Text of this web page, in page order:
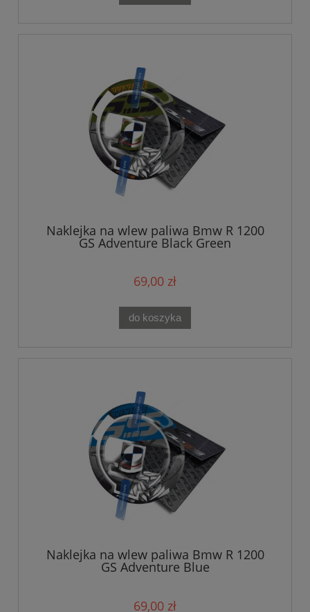
Naklejka na wlew paliwa Bmw R 1200
GS Adventure Black Green
69,00 zł
do koszyka
Naklejka na wlew paliwa Bmw R 1200
GS Adventure Blue
69,00 zł